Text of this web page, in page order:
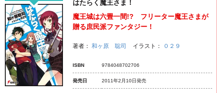
はたらく魔王さま！
魔王城は六畳一間!? フリーター魔王さまが
贈る庶民派ファンタジー！
著者： 和ヶ原 聡司 イラスト： ０２９
ISBN 9784048702706
発売日 2011年2月10日発売